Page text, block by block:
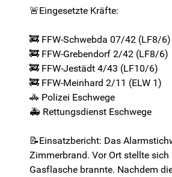
🚨Eingesetzte Kräfte:
🚒 FFW-Schwebda 07/42 (LF8/6)
🚒 FFW-Grebendorf 2/42 (LF8/6)
🚒 FFW-Jestädt 4/43 (LF10/6)
🚒 FFW-Meinhard 2/11 (ELW 1)
🚓 Polizei Eschwege
🚑 Rettungsdienst Eschwege
📝Einsatzbericht: Das
Zimmerbrand. Vor Ort stellte sich
Gasflasche brannte. Nachdem